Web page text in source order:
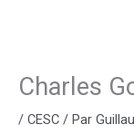
Charles
/ CESC / Par